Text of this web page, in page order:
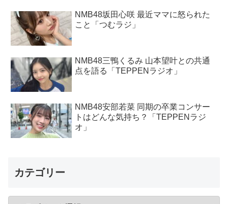
NMB48坂田心咲 最近ママに怒られた
こと「つむラジ」
NMB48三鴨くるみ 山本望叶との共通
点を語る「TEPPENラジオ」
NMB48安部若菜 同期の卒業コンサー
トはどんな気持ち？「TEPPENラジ
オ」
カテゴリー